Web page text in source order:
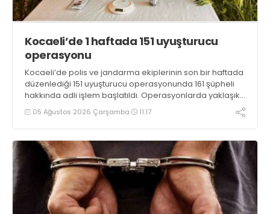
Kocaeli’de 1 haftada 151 uyuşturucu
operasyonu
Kocaeli’de polis ve jandarma ekiplerinin son bir haftada
düzenlediği 151 uyuşturucu operasyonunda 161 şüpheli
hakkında adli işlem başlatıldı. Operasyonlarda yaklaşık
2 kilogram uyuşturucu madde ile 121 kök kenevir bitkisi
ele geçirilirken, 9 şüpheli tutuklandı
05 Ağustos 2026 Çarşamba 11:17